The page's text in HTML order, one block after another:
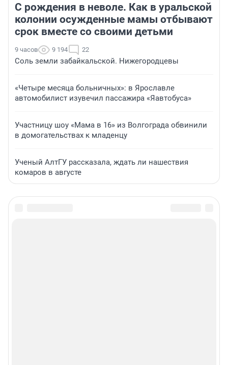
С рождения в неволе. Как в уральской
колонии осужденные мамы отбывают
срок вместе со своими детьми
9 часов 9 194 22
Соль земли забайкальской. Нижегородцевы
«Четыре месяца больничных»: в Ярославле
автомобилист изувечил пассажира «Яавтобуса»
Участницу шоу «Мама в 16» из Волгограда обвинили
в домогательствах к младенцу
Ученый АлтГУ рассказала, ждать ли нашествия
комаров в августе